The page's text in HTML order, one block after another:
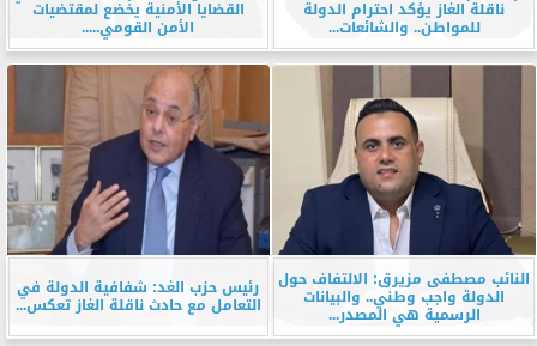
ناقلة الغاز يؤكد احترام الدولة
للمواطن.. والشائعات...
القضايا الأمنية يخضع لمقتضيات
الأمن القومي.....
النائب مصطفى مزيرق: الالتفاف حول
الدولة واجب وطني.. والبيانات
الرسمية هي المصدر...
رئيس حزب الغد: شفافية الدولة في
التعامل مع حادث ناقلة الغاز تعكس...